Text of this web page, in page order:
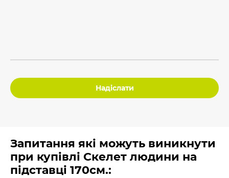
Надіслати
Запитання які можуть виникнути
при купівлі Скелет людини на
підставці 170см.: